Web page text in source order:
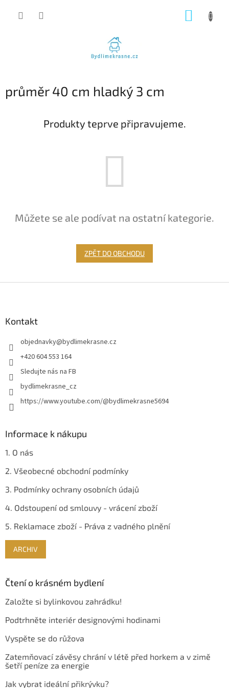
průměr 40 cm hladký 3 cm
Produkty teprve připravujeme.
Můžete se ale podívat na ostatní kategorie.
ZPĚT DO OBCHODU
Kontakt
objednavky@bydlimekrasne.cz
+420 604 553 164
Sledujte nás na FB
bydlimekrasne_cz
https://www.youtube.com/@bydlimekrasne5694
Informace k nákupu
1. O nás
2. Všeobecné obchodní podmínky
3. Podmínky ochrany osobních údajů
4. Odstoupení od smlouvy - vrácení zboží
5. Reklamace zboží - Práva z vadného plnění
ARCHIV
Čtení o krásném bydlení
Založte si bylinkovou zahrádku!
Podtrhněte interiér designovými hodinami
Vyspěte se do růžova
Zatemňovací závěsy chrání v létě před horkem a v zimě
šetří peníze za energie
Jak vybrat ideální přikrývku?